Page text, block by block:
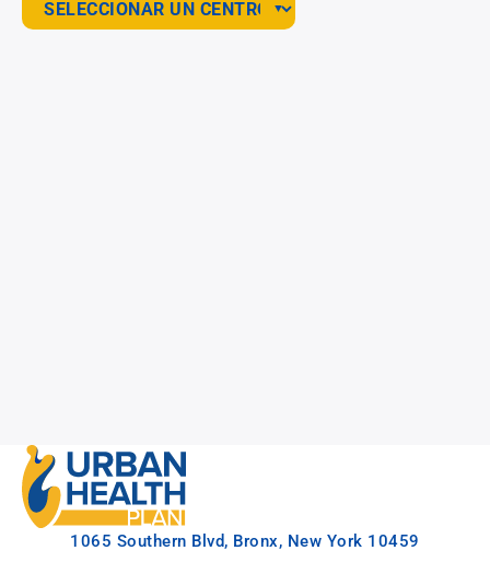
1065 Southern Blvd, Bronx, New York 10459